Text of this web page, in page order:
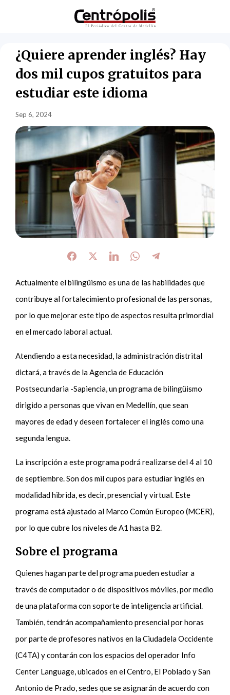
¿Quiere aprender inglés? Hay
dos mil cupos gratuitos para
estudiar este idioma
Sep 6, 2024
Actualmente el bilingüismo es una de las habilidades que
contribuye al fortalecimiento profesional de las personas,
por lo que mejorar este tipo de aspectos resulta primordial
en el mercado laboral actual.
Atendiendo a esta necesidad, la administración distrital
dictará, a través de la Agencia de Educación
Postsecundaria -Sapiencia, un programa de bilingüismo
dirigido a personas que vivan en Medellín, que sean
mayores de edad y deseen fortalecer el inglés como una
segunda lengua.
La inscripción a este programa podrá realizarse del 4 al 10
de septiembre. Son dos mil cupos para estudiar inglés en
modalidad hibrida, es decir, presencial y virtual. Este
programa está ajustado al Marco Común Europeo (MCER),
por lo que cubre los niveles de A1 hasta B2.
Sobre el programa
Quienes hagan parte del programa pueden estudiar a
través de computador o de dispositivos móviles, por medio
de una plataforma con soporte de inteligencia artificial.
También, tendrán acompañamiento presencial por horas
por parte de profesores nativos en la Ciudadela Occidente
(C4TA) y contarán con los espacios del operador Info
Center Language, ubicados en el Centro, El Poblado y San
Antonio de Prado, sedes que se asignarán de acuerdo con